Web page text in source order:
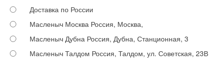
Доставка по России
Масленыч Москва Россия, Москва,
Масленыч Дубна Россия, Дубна, Станционная, 3
Масленыч Талдом Россия, Талдом, ул. Советская, 23В